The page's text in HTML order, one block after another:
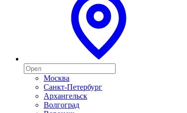
Москва
Санкт-Петербург
Архангельск
Волгоград